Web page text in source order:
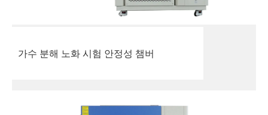
가수 분해 노화 시험 안정성 챔버